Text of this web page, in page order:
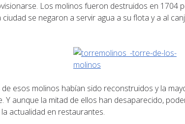
Los molinos fueron destruidos en 1704
ciudad se negaron a servir agua a su flota y a al
de esos molinos habían sido reconstruidos y la
Y aunque la mitad de ellos han desaparecido,
actualidad en restaurantes.